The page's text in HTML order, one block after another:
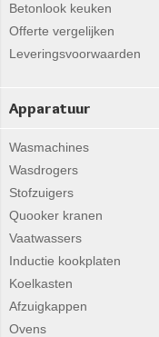
Betonlook keuken
Offerte vergelijken
Leveringsvoorwaarden
Apparatuur
Wasmachines
Wasdrogers
Stofzuigers
Quooker kranen
Vaatwassers
Inductie kookplaten
Koelkasten
Afzuigkappen
Ovens